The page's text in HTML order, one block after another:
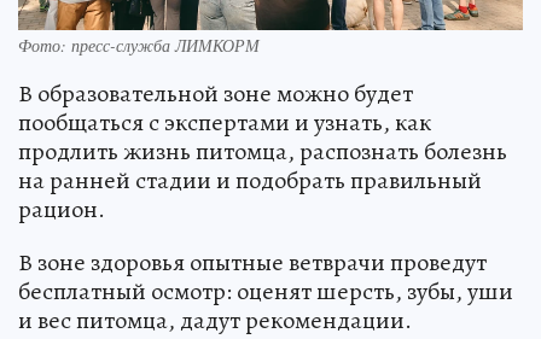
Фото: пресс-служба ЛИМКОРМ
В образовательной зоне можно будет
пообщаться с экспертами и узнать, как
продлить жизнь питомца, распознать болезнь
на ранней стадии и подобрать правильный
рацион.
В зоне здоровья опытные ветврачи проведут
бесплатный осмотр: оценят шерсть, зубы, уши
и вес питомца, дадут рекомендации.